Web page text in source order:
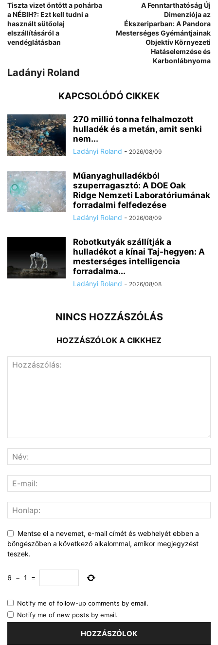
Tiszta vizet öntött a pohárba
a NÉBIH?: Ezt kell tudni a
használt sütőolaj
elszállításáról a
vendéglátásban
A Fenntarthatóság Új
Dimenziója az
Ékszeriparban: A Pandora
Mesterséges Gyémántjainak
Objektív Környezeti
Hatáselemzése és
Karbonlábnyoma
Ladányi Roland
KAPCSOLÓDÓ CIKKEK
270 millió tonna felhalmozott
hulladék és a metán, amit senki
nem...
Ladányi Roland - 2026/08/09
Műanyaghulladékból
szuperragasztó: A DOE Oak
Ridge Nemzeti Laboratóriumának
forradalmi felfedezése
Ladányi Roland - 2026/08/09
Robotkutyák szállítják a
hulladékot a kínai Taj-hegyen: A
mesterséges intelligencia
forradalma...
Ladányi Roland - 2026/08/08
NINCS HOZZÁSZÓLÁS
HOZZÁSZÓLOK A CIKKHEZ
Mentse el a nevemet, e-mail címét és webhelyét ebben a
böngészőben a következő alkalommal, amikor megjegyzést
teszek.
6 − 1 =
Notify me of follow-up comments by email.
Notify me of new posts by email.